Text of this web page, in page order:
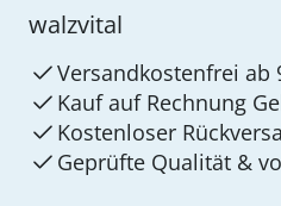
walzvital
Versandkostenfrei ab
Kauf auf Rechnung
Kostenloser
Geprüfte Qualität &